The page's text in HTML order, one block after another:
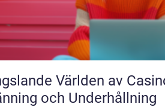
Världen av
och Underhållning